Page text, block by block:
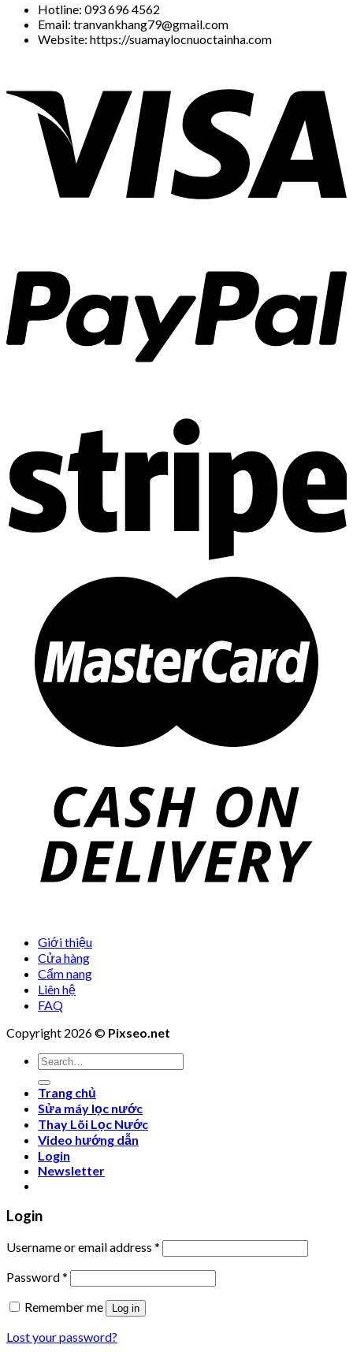
Hotline: 093 696 4562
Email: tranvankhang79@gmail.com
Website: https://suamaylocnuoctainha.com
Giới thiệu
Cửa hàng
Cẩm nang
Liên hệ
FAQ
Copyright 2026 © Pixseo.net
Search
for:
Trang chủ
Sửa máy lọc nước
Thay Lõi Lọc Nước
Video hướng dẫn
Login
Newsletter
Login
Username or email address *
Password*
Remember me
Log in
Lost your password?